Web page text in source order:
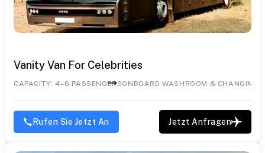
Vanity Van For Celebrities
CAPACITY: 4–6 PASSENGERSONBOARD WASHROOM & CHANGING
Rufen Sie Jetzt An Jetzt Anfragen